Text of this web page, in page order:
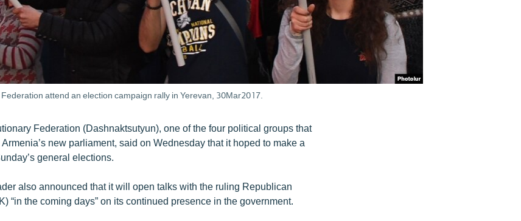
attend an election campaign rally in Yerevan, 30Mar2017.
Federation (Dashnaktsutyun), one of the four political groups that
new parliament, said on Wednesday that it hoped to make a
general elections.
also announced that it will open talks with the ruling Republican
“in the coming days” on its continued presence in the government.